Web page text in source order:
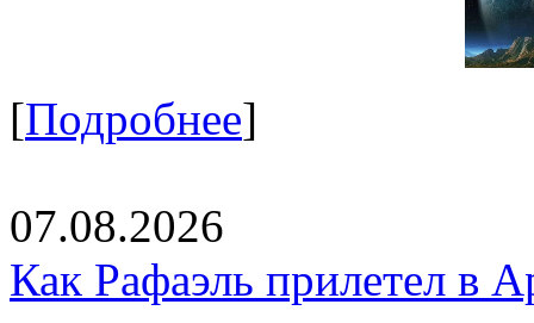
[Подробнее]
07.08.2026
Как Рафаэль прилетел в